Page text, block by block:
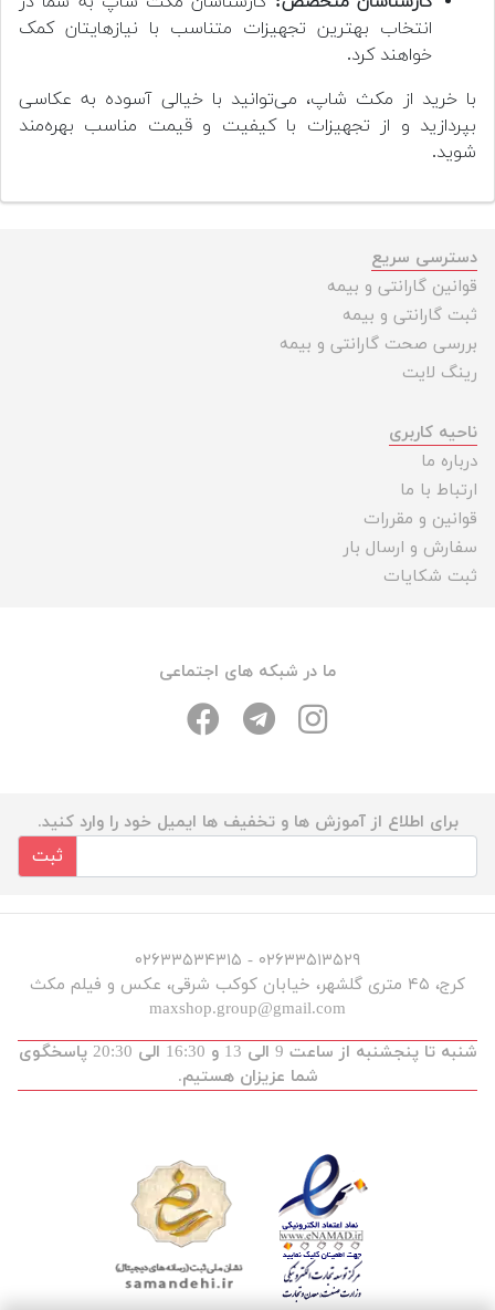
انتخاب بهترین تجهیزات متناسب با نیازهایتان کمک
خواهند کرد.
با خرید از مکث شاپ، می‌توانید با خیالی آسوده به عکاسی
بپردازید و از تجهیزات با کیفیت و قیمت مناسب بهره‌مند
شوید.
دسترسی سریع
قوانین گارانتی و بیمه
ثبت گارانتی و بیمه
بررسی صحت گارانتی و بیمه
رینگ لایت
ناحیه کاربری
درباره ما
ارتباط با ما
قوانین و مقررات
سفارش و ارسال بار
ثبت شکایات
ما در شبکه های اجتماعی
برای اطلاع از آموزش ها و تخفیف ها ایمیل خود را وارد کنید.
ثبت
۰۲۶۳۳۵۱۳۵۲۹ - ۰۲۶۳۳۵۳۴۳۱۵
کرج، ۴۵ متری گلشهر، خیابان کوکب شرقی، عکس و فیلم مکث
maxshop.group@gmail.com
شنبه تا پنجشنبه از ساعت 9 الی 13 و 16:30 الی 20:30 پاسخگوی
شما عزیزان هستیم.